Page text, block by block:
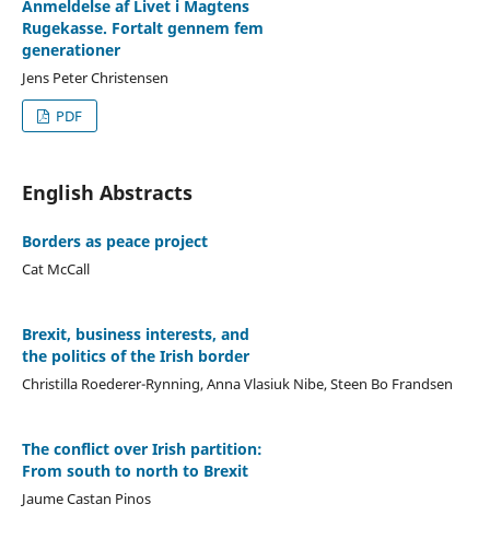
Anmeldelse af Livet i Magtens
Rugekasse. Fortalt gennem fem
generationer
Jens Peter Christensen
PDF
English Abstracts
Borders as peace project
Cat McCall
Brexit, business interests, and
the politics of the Irish border
Christilla Roederer-Rynning, Anna Vlasiuk Nibe, Steen Bo Frandsen
The conflict over Irish partition:
From south to north to Brexit
Jaume Castan Pinos